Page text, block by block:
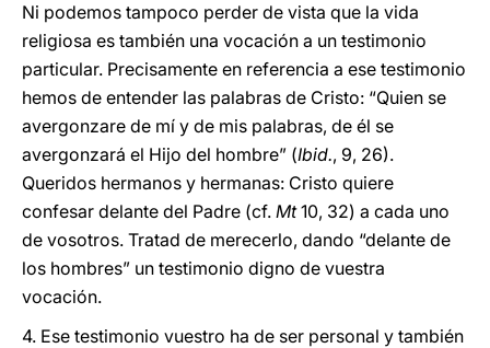
Ni podemos tampoco perder de vista que la vida
religiosa es también una vocación a un testimonio
particular. Precisamente en referencia a ese testimonio
hemos de entender las palabras de Cristo: “Quien se
avergonzare de mí y de mis palabras, de él se
avergonzará el Hijo del hombre” (Ibid., 9, 26).
Queridos hermanos y hermanas: Cristo quiere
confesar delante del Padre (cf. Mt10, 32) a cada uno
de vosotros. Tratad de merecerlo, dando “delante de
los hombres” un testimonio digno de vuestra
vocación.
4. Ese testimonio vuestro ha de ser personal y también